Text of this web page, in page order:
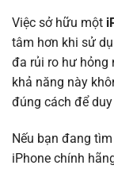
Việc sở hữu một
tâm hơn khi sử
đa rủi ro hư hỏng
khả năng này
đúng cách để
Nếu bạn đang
iPhone chính